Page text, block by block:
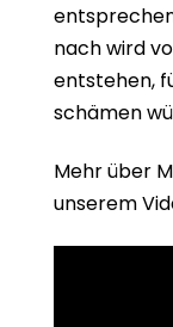
nach wird
entstehen,
schämen
Mehr über
unserem